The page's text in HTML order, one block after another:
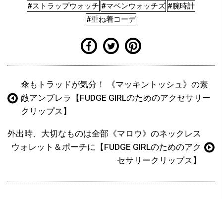
#ストラップウォッチ #マベンウォッチズ #腕時計
#重ね着コーデ
傘もトラッドが気分！ 《マッキントッシュ》の素
敵アンブレラ【FUDGE GIRLのためのアクセサリー
クリップス】
外出時、大切なものは全部《マロウ》のネックレス
ウォレット＆ポーチに【FUDGE GIRLのためのアク
セサリークリップス】